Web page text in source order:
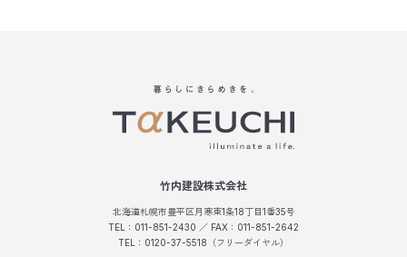
竹内建設株式会社
北海道札幌市豊平区月寒東1条18丁目1番35号
TEL：011-851-2430 ／ FAX：011-851-2642
TEL：0120-37-5518（フリーダイヤル）